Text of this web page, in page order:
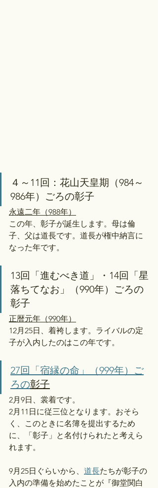
４～11回：花山天皇期（984～
986年）ごろの彰子
永遠二年（988年）
この年、彰子が誕生します。母は倫
子、父は道長です。道長が権中納言に
なった年です。
13回「進むべき道」・14回「星
落ちてなお」（990年）ごろの
彰子
正暦元年（990年）
12月25日、着袴します。ライバルの定
子が入内したのはこの年です。
27回「宿縁の命」（999年）ご
ろの彰子
2月9日、裳着です。
2月11日に従三位となります。おそら
く、このときに名簿を提出するため
に、「彰子」と名付けられたと考えら
れます。
9月25日ぐらいから、 道長たちが彰子の
入内の準備を始めたことが『御堂関白